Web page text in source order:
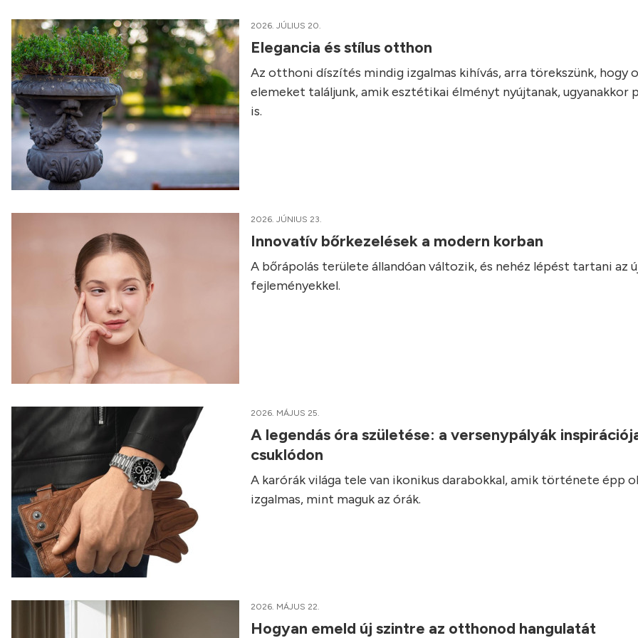
2026. JÚLIUS 20.
Elegancia és stílus otthon
Az otthoni díszítés mindig izgalmas kihívás, arra törekszünk, hogy
elemeket találjunk, amik esztétikai élményt nyújtanak, ugyanakkor
is.
2026. JÚNIUS 23.
Innovatív bőrkezelések a modern korban
A bőrápolás területe állandóan változik, és nehéz lépést tartani az
fejleményekkel.
2026. MÁJUS 25.
A legendás óra születése: a versenypályák
csuklódon
A karórák világa tele van ikonikus darabokkal, amik története épp
izgalmas, mint maguk az órák.
2026. MÁJUS 22.
Hogyan emeld új szintre az otthonod hangulatát